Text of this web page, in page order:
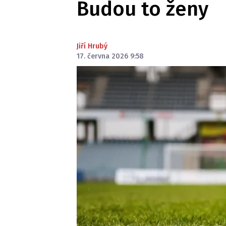
Budou to ženy
Jiří Hrubý
17. června 2026 9:58